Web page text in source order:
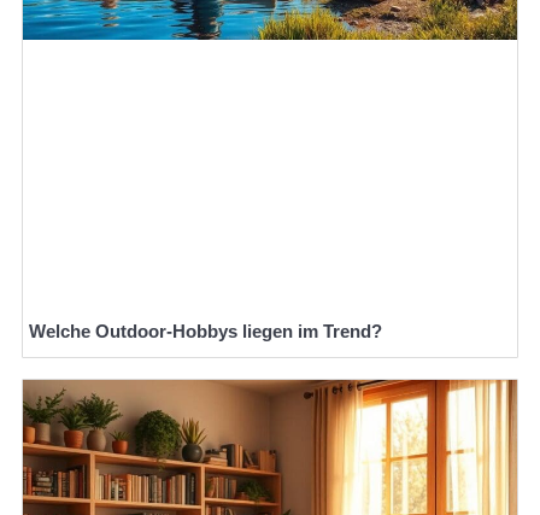
Welche Outdoor-Hobbys liegen im Trend?